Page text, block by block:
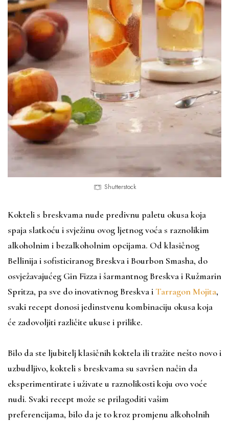
Shutterstock
Kokteli s breskvama nude predivnu paletu okusa koja
spaja slatkoću i svježinu ovog ljetnog voća s raznolikim
alkoholnim i bezalkoholnim opcijama. Od klasičnog
Bellinija i sofisticiranog Breskva i Bourbon Smasha, do
osvježavajućeg Gin Fizza i šarmantnog Breskva i Ružmarin
Spritza, pa sve do inovativnog Breskva iTarragon Mojita,
svaki recept donosi jedinstvenu kombinaciju okusa koja
će zadovoljiti različite ukuse i prilike.
Bilo da ste ljubitelj klasičnih koktela ili tražite nešto novo i
uzbudljivo, kokteli s breskvama su savršen način da
eksperimentirate i uživate u raznolikosti koju ovo voće
nudi. Svaki recept može se prilagoditi vašim
preferencijama, bilo da je to kroz promjenu alkoholnih